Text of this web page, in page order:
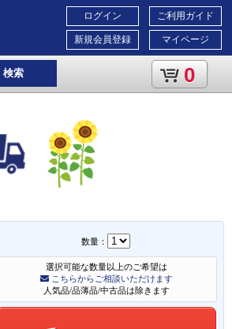
ご利用ガイド
マイページ
ログイン
新規会員登録
検索 0
数量：
選択可能な数量以上のご希望は
こちらからご相談いただけます
人気品/品薄品/中古品は除きます